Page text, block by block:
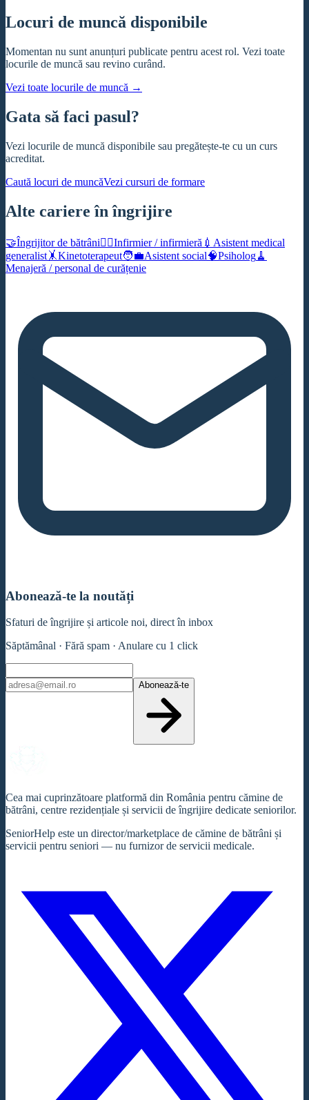
Locuri de muncă disponibile
Momentan nu sunt anunțuri publicate pentru acest rol. Vezi toate
locurile de muncă sau revino curând.
Vezi toate locurile de muncă →
Gata să faci pasul?
Vezi locurile de muncă disponibile sau pregătește-te cu un curs
acreditat.
Caută locuri de muncăVezi cursuri de formare
Alte cariere în îngrijire
🤝Îngrijitor de bătrâni🧑‍⚕️Infirmier / infirmieră 💉 Asistent medical
generalist 🤸Kinetoterapeut🧑‍💼Asistent social🧠Psiholog🧹
Menajeră / personal de curățenie
Abonează-te la noutăți
Sfaturi de îngrijire și articole noi, direct în inbox
Săptămânal · Fără spam · Anulare cu 1 click
Abonează-te
Cea mai cuprinzătoare platformă din România pentru cămine de
bătrâni, centre rezidențiale și servicii de îngrijire dedicate seniorilor.
SeniorHelp este un director/marketplace de cămine de bătrâni și
servicii pentru seniori — nu furnizor de servicii medicale.